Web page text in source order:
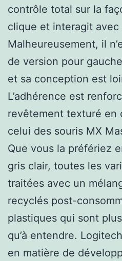
contrôle total sur la
clique et interagit avec
Malheureusement, il
de version pour
et sa conception est
L’adhérence est
revêtement texturé en
celui des souris MX
Que vous la préfériez
gris clair, toutes les
traitées avec un
recyclés post-
plastiques qui sont
qu’à entendre.
en matière de